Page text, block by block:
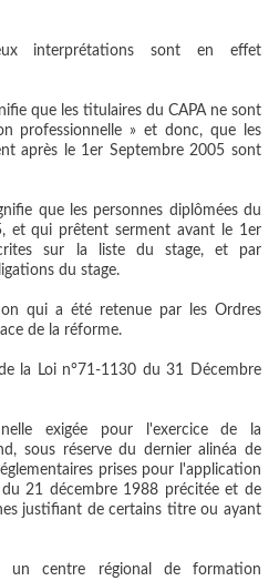
interprétations sont en effet
que les titulaires du CAPA ne sont
professionnelle » et donc, que les
après le 1er Septembre 2005 sont
que les personnes diplômées du
et qui prêtent serment avant le 1er
sur la liste du stage, et par
du stage.
qui a été retenue par les Ordres
de la réforme.
la Loi n°71-1130 du 31 Décembre
exigée pour l'exercice de la
sous réserve du dernier alinéa de
prises pour l'application
21 décembre 1988 précitée et de
justifiant de certains titre ou ayant
un centre régional de formation